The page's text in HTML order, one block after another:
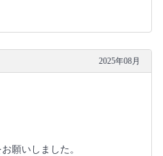
2025年08月
願いしました。